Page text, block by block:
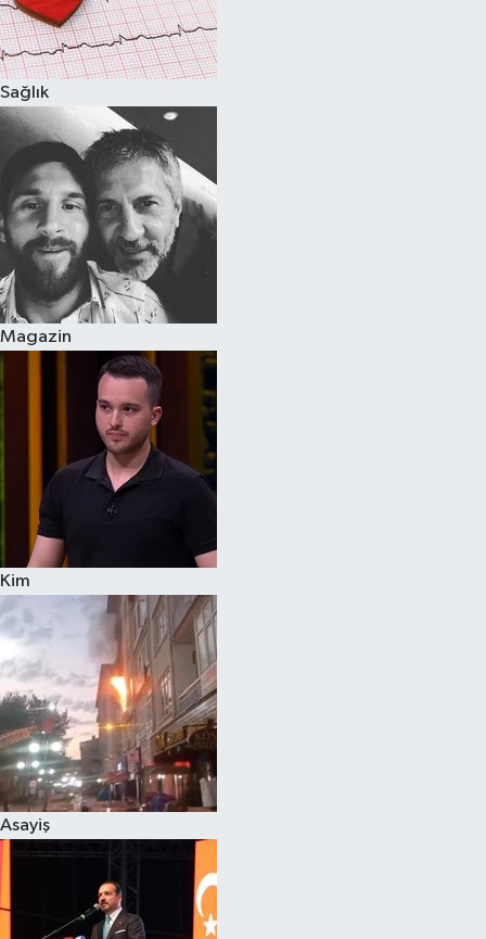
Sağlık
Magazin
Kim
Asayiş
Spor
Çocuk
Eğitim
Hava Durumu
Kadın
Kim kimdir?
Kültür Sanat
Sağlık
Siyaset
Teknoloji
Televizyon
Yaşam-Çevre